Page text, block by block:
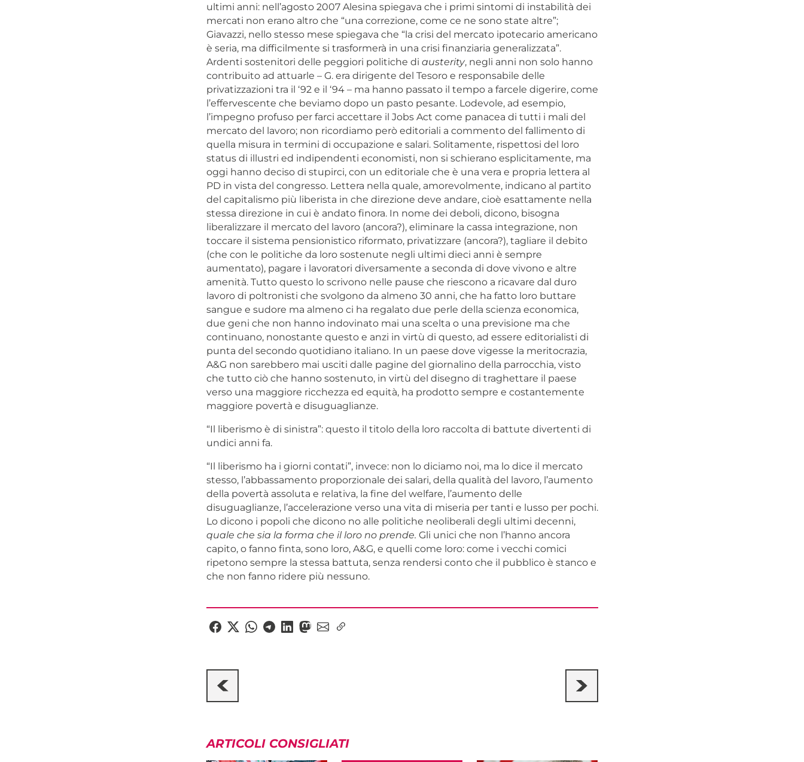
ultimi anni: nell’agosto 2007 Alesina spiegava che i primi sintomi di instabilità dei
mercati non erano altro che “una correzione, come ce ne sono state altre”;
Giavazzi, nello stesso mese spiegava che “la crisi del mercato ipotecario americano
è seria, ma difficilmente si trasformerà in una crisi finanziaria generalizzata”.
Ardenti sostenitori delle peggiori politiche di austerity, negli anni non solo hanno
contribuito ad attuarle – G. era dirigente del Tesoro e responsabile delle
privatizzazioni tra il ‘92 e il ‘94 – ma hanno passato il tempo a farcele digerire, come
l’effervescente che beviamo dopo un pasto pesante. Lodevole, ad esempio,
l’impegno profuso per farci accettare il Jobs Act come panacea di tutti i mali del
mercato del lavoro; non ricordiamo però editoriali a commento del fallimento di
quella misura in termini di occupazione e salari. Solitamente, rispettosi del loro
status di illustri ed indipendenti economisti, non si schierano esplicitamente, ma
oggi hanno deciso di stupirci, con un editoriale che è una vera e propria lettera al
PD in vista del congresso. Lettera nella quale, amorevolmente, indicano al partito
del capitalismo più liberista in che direzione deve andare, cioè esattamente nella
stessa direzione in cui è andato finora. In nome dei deboli, dicono, bisogna
liberalizzare il mercato del lavoro (ancora?), eliminare la cassa integrazione, non
toccare il sistema pensionistico riformato, privatizzare (ancora?), tagliare il debito
(che con le politiche da loro sostenute negli ultimi dieci anni è sempre
aumentato), pagare i lavoratori diversamente a seconda di dove vivono e altre
amenità. Tutto questo lo scrivono nelle pause che riescono a ricavare dal duro
lavoro di poltronisti che svolgono da almeno 30 anni, che ha fatto loro buttare
sangue e sudore ma almeno ci ha regalato due perle della scienza economica,
due geni che non hanno indovinato mai una scelta o una previsione ma che
continuano, nonostante questo e anzi in virtù di questo, ad essere editorialisti di
punta del secondo quotidiano italiano. In un paese dove vigesse la meritocrazia,
A&G non sarebbero mai usciti dalle pagine del giornalino della parrocchia, visto
che tutto ciò che hanno sostenuto, in virtù del disegno di traghettare il paese
verso una maggiore ricchezza ed equità, ha prodotto sempre e costantemente
maggiore povertà e disuguaglianze.
“Il liberismo è di sinistra”: questo il titolo della loro raccolta di battute divertenti di
undici anni fa.
“Il liberismo ha i giorni contati”, invece: non lo diciamo noi, ma lo dice il mercato
stesso, l’abbassamento proporzionale dei salari, della qualità del lavoro, l’aumento
della povertà assoluta e relativa, la fine del welfare, l’aumento delle
disuguaglianze, l’accelerazione verso una vita di miseria per tanti e lusso per pochi.
Lo dicono i popoli che dicono no alle politiche neoliberali degli ultimi decenni,
quale che sia la forma che il loro no prende. Gli unici che non l’hanno ancora
capito, o fanno finta, sono loro, A&G, e quelli come loro: come i vecchi comici
ripetono sempre la stessa battuta, senza rendersi conto che il pubblico è stanco e
che non fanno ridere più nessuno.
ARTICOLI CONSIGLIATI